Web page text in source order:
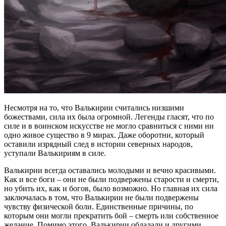
Несмотря на то, что Валькирии считались низшими
божествами, сила их была огромной. Легенды гласят, что по
силе и в воинском искусстве не могло сравниться с ними ни
одно живое существо в 9 мирах. Даже оборотни, который
оставили изрядный след в истории северных народов,
уступали Валькириям в силе.
Валькирии всегда оставались молодыми и вечно красивыми.
Как и все боги – они не были подвержены старости и смерти,
но убить их, как и богов, было возможно. Но главная их сила
заключалась в том, что Валькирии не были подвержены
чувству физической боли. Единственные причины, по
которым они могли прекратить бой – смерть или собственное